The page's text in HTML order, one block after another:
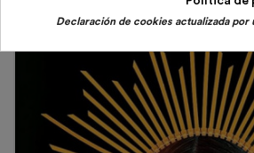
Declaración de cookies actualizada por